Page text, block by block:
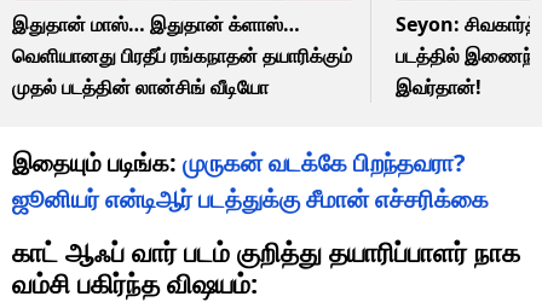
இதுதான் மாஸ்… இதுதான் க்ளாஸ்…
வெளியானது பிரதீப் ரங்கநாதன் தயாரிக்கும்
முதல் படத்தின் லான்சிங் வீடியோ
Seyon:
படத்தில்
இவர்தான்!
இதையும் படிங்க: முருகன் வடக்கே பிறந்தவரா?
ஜூனியர் என்டிஆர் படத்துக்கு சீமான் எச்சரிக்கை
காட் ஆஃப் வார் படம் குறித்து தயாரிப்பாளர் நாக
வம்சி பகிர்ந்த விஷயம்: